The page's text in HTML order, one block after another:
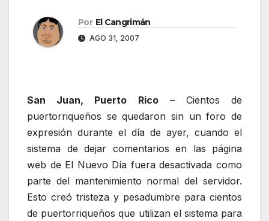
Por El Cangrimán
AGO 31, 2007
San Juan, Puerto Rico– Cientos de
puertorriqueños se quedaron sin un foro de
expresión durante el día de ayer, cuando el
sistema de dejar comentarios en las página
web de El Nuevo Día fuera desactivada como
parte del mantenimiento normal del servidor.
Esto creó tristeza y pesadumbre para cientos
de puertorriqueños que utilizan el sistema para